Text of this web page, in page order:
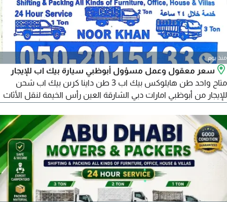
منذ يوم
سعر معقول وعمل مسؤول أبوظبي سيارة بيك اب للإيجار
متاح واحد طن هايلوكس بيك اب 3 طن داينا كرىن بيك اب شحن
للإيجار من أبوظبي امارات دبي الشارقة العين رأس الخيمة لنقل الأثاث
أنواع الأثاث